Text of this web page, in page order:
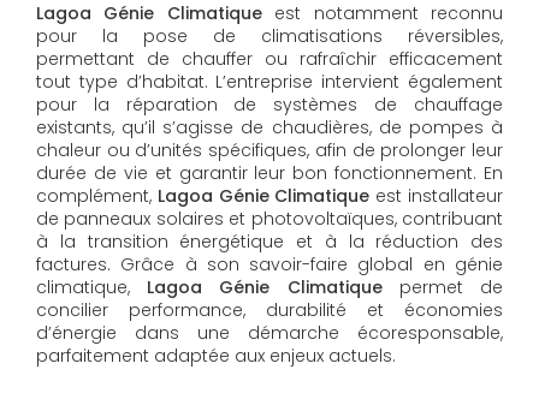
Lagoa Génie Climatiqueest notamment reconnu
pour la pose de climatisations réversibles,
permettant de chauffer ou rafraîchir efficacement
tout type d’habitat. L’entreprise intervient également
pour la réparation de systèmes de chauffage
existants, qu’il s’agisse de chaudières, de pompes à
chaleur ou d’unités spécifiques, afin de prolonger leur
durée de vie et garantir leur bon fonctionnement. En
complément, Lagoa Génie Climatique est installateur
de panneaux solaires et photovoltaïques, contribuant
à la transition énergétique et à la réduction des
factures. Grâce à son savoir-faire global en génie
climatique, Lagoa Génie Climatiquepermet de
concilier performance, durabilité et économies
d’énergie dans une démarche écoresponsable,
parfaitement adaptée aux enjeux actuels.